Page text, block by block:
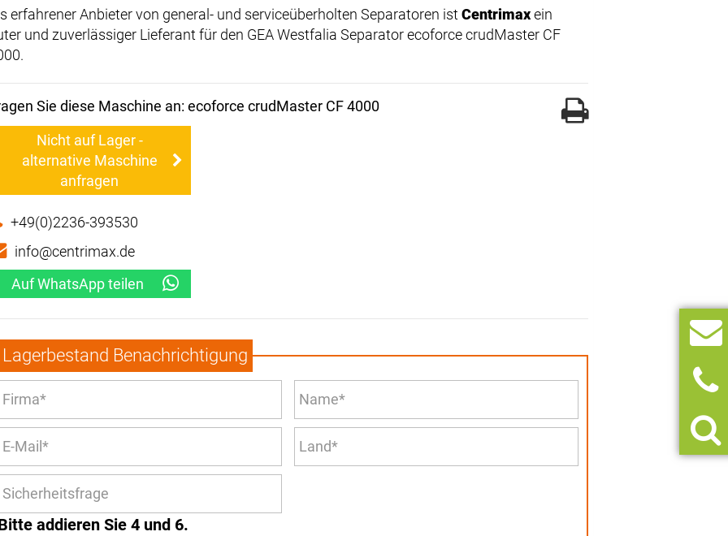
erfahrener Anbieter von general- und serviceüberholten Separatoren istCentrimaxein
und zuverlässiger Lieferant für den GEA Westfalia Separator ecoforce crudMaster CF
Sie diese Maschine an: ecoforce crudMaster CF 4000
Nicht auf Lager -
alternative Maschine
anfragen
+49(0)2236-393530
info@centrimax.de
Auf WhatsApp teilen
Lagerbestand Benachrichtigung
addieren Sie 4 und 6.